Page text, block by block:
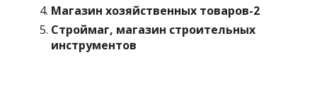
Магазин хозяйственных товаров-2
Строймаг, магазин строительных
инструментов